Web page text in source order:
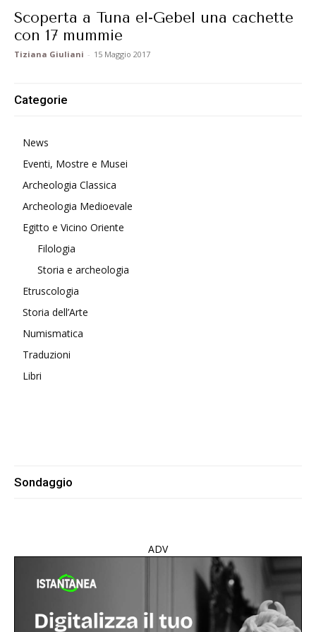
Scoperta a Tuna el-Gebel una cachette
con 17 mummie
Tiziana Giuliani - 15 Maggio 2017
Categorie
News
Eventi, Mostre e Musei
Archeologia Classica
Archeologia Medioevale
Egitto e Vicino Oriente
Filologia
Storia e archeologia
Etruscologia
Storia dell’Arte
Numismatica
Traduzioni
Libri
Sondaggio
ADV